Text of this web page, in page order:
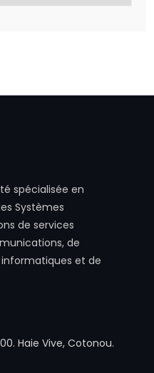
spécialisée en
Systèmes
de services
de
et de
Haie Vive, Cotonou.